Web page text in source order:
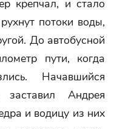
крепчал, и стало
потоки воды,
До автобусной
пути, когда
Начавшийся
Андрея
и водицу из них